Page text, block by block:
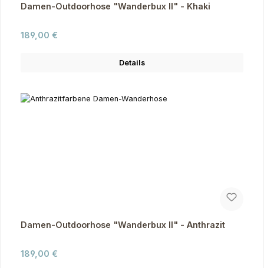
Damen-Outdoorhose "Wanderbux II" - Khaki
Regulärer Preis:
189,00 €
Details
Damen-Outdoorhose "Wanderbux II" - Anthrazit
Regulärer Preis:
189,00 €